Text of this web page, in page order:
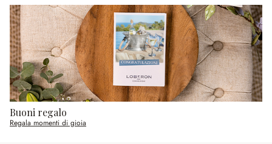
Buoni regalo
Regala momenti di gioia